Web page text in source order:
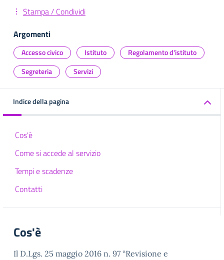
Stampa / Condividi
Argomenti
Accesso civico Istituto
Regolamento d'istituto
Segreteria
Servizi
Indice della pagina
Cos'è
Come si accede al servizio
Tempi e scadenze
Contatti
Cos'è
Il D.Lgs. 25 maggio 2016 n. 97 “Revisione e